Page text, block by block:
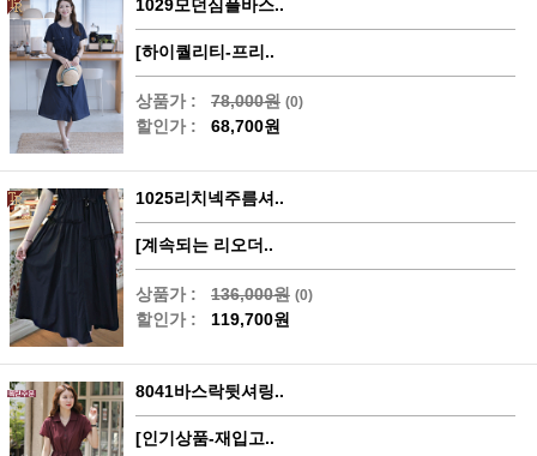
1029모던심플바스..
[하이퀄리티-프리..
상품가 : 78,000원 (0)
할인가 : 68,700원
1025리치넥주름셔..
[계속되는 리오더..
상품가 : 136,000원 (0)
할인가 : 119,700원
8041바스락뒷셔링..
[인기상품-재입고..